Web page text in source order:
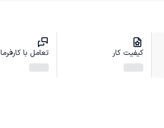
کیفیت کار تعامل با کارفرما